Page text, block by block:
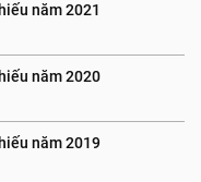
năm 2021
năm 2020
năm 2019